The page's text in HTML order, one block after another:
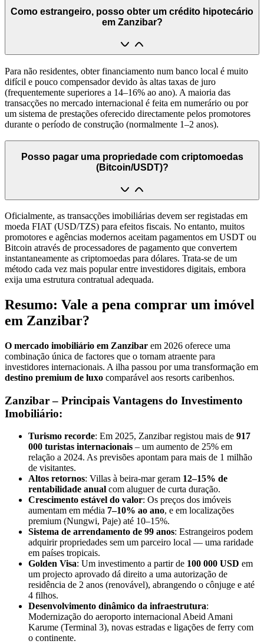
Como estrangeiro, posso obter um crédito hipotecário
em Zanzibar?
Para não residentes, obter financiamento num banco local é muito
difícil e pouco compensador devido às altas taxas de juro
(frequentemente superiores a 14–16% ao ano). A maioria das
transacções no mercado internacional é feita em numerário ou por
um sistema de prestações oferecido directamente pelos promotores
durante o período de construção (normalmente 1–2 anos).
Posso pagar uma propriedade com criptomoedas
(Bitcoin/USDT)?
Oficialmente, as transacções imobiliárias devem ser registadas em
moeda FIAT (USD/TZS) para efeitos fiscais. No entanto, muitos
promotores e agências modernos aceitam pagamentos em USDT ou
Bitcoin através de processadores de pagamento que convertem
instantaneamente as criptomoedas para dólares. Trata‑se de um
método cada vez mais popular entre investidores digitais, embora
exija uma estrutura contratual adequada.
Resumo: Vale a pena comprar um imóvel
em Zanzibar?
O mercado imobiliário em Zanzibar em 2026 oferece uma
combinação única de factores que o tornam atraente para
investidores internacionais. A ilha passou por uma transformação em
destino premium de luxo comparável aos resorts caribenhos.
Zanzibar – Principais Vantagens do Investimento
Imobiliário:
Turismo recorde: Em 2025, Zanzibar registou mais de 917
000 turistas internacionais – um aumento de 25% em
relação a 2024. As previsões apontam para mais de 1 milhão
de visitantes.
Altos retornos: Villas à beira-mar geram 12–15% de
rentabilidade anual com aluguer de curta duração.
Crescimento estável do valor: Os preços dos imóveis
aumentam em média 7–10% ao ano, e em localizações
premium (Nungwi, Paje) até 10–15%.
Sistema de arrendamento de 99 anos: Estrangeiros podem
adquirir propriedades sem um parceiro local — uma raridade
em países tropicais.
Golden Visa: Um investimento a partir de 100 000 USD em
um projecto aprovado dá direito a uma autorização de
residência de 2 anos (renovável), abrangendo o cônjuge e até
4 filhos.
Desenvolvimento dinâmico da infraestrutura:
Modernização do aeroporto internacional Abeid Amani
Karume (Terminal 3), novas estradas e ligações de ferry com
o continente.